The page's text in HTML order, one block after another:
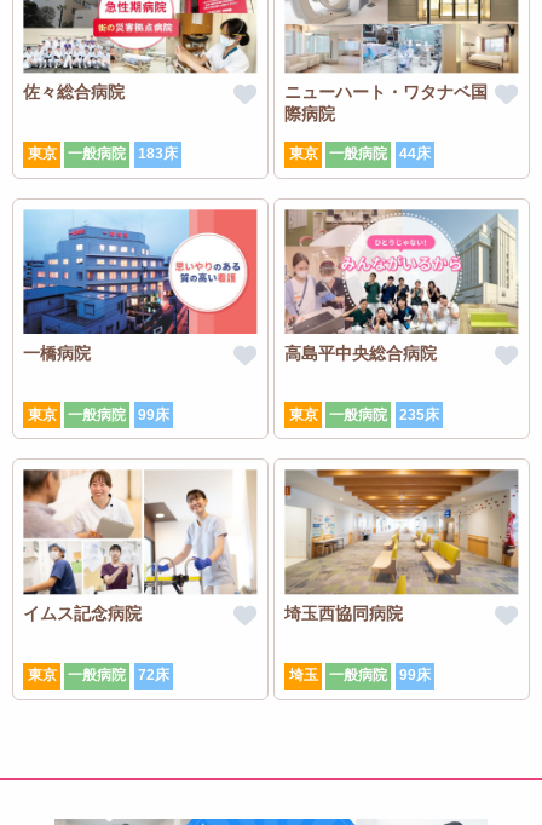
佐々総合病院
東京 一般病院 183床
ニューハート・ワタナベ国
際病院
東京 一般病院 44床
一橋病院
東京 一般病院 99床
高島平中央総合病院
東京 一般病院 235床
イムス記念病院
東京 一般病院 72床
埼玉西協同病院
埼玉 一般病院 99床